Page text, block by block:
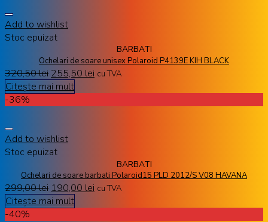
Add to wishlist
Stoc epuizat
BARBATI
Ochelari de soare unisex Polaroid P4139E KIH BLACK
320,50lei 255,50 lei cu TVA
Citește mai mult
-36%
Add to wishlist
Stoc epuizat
BARBATI
Ochelari de soare barbati Polaroid15 PLD 2012/S V08 HAVANA
299,00lei 190,00 lei cu TVA
Citește mai mult
-40%